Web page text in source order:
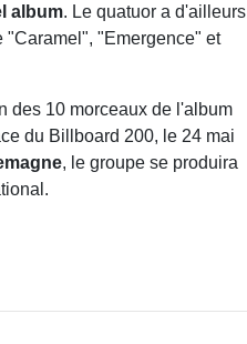
album. Le quatuor a d'ailleurs
"Caramel", "Emergence" et
des 10 morceaux de l'album
du Billboard 200, le 24 mai
, le groupe se produira